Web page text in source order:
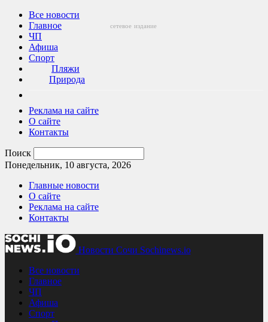
Все новости
Главное
ЧП
Афиша
Спорт
Пляжи
Природа
Реклама на сайте
О сайте
Контакты
Поиск
Понедельник, 10 августа, 2026
Главные новости
О сайте
Реклама на сайте
Контакты
Новости Сочи Sochinews.io
сетевое издание
Все новости
Главное
ЧП
Афиша
Спорт